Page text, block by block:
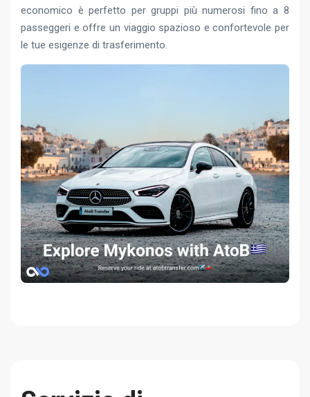
economico è perfetto per gruppi più numerosi fino a 8
passeggeri e offre un viaggio spazioso e confortevole per
le tue esigenze di trasferimento.